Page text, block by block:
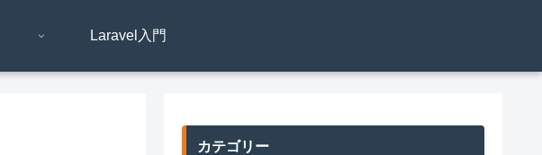
Laravel入門
カテゴリー